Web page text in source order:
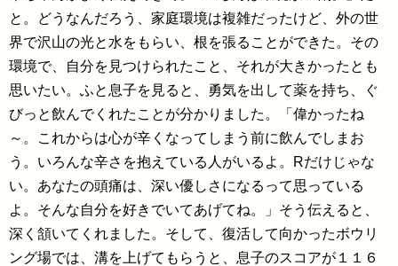
と。どうなんだろう、家庭環境は複雑だったけど、外の世
界で沢山の光と水をもらい、根を張ることができた。その
環境で、自分を見つけられたこと、それが大きかったとも
思いたい。ふと息子を見ると、勇気を出して薬を持ち、ぐ
びっと飲んでくれたことが分かりました。「偉かったね
～。これからは心が辛くなってしまう前に飲んでしまお
う。いろんな辛さを抱えている人がいるよ。Rだけじゃな
い。あなたの頭痛は、深い優しさになるって思っている
よ。そんな自分を好きでいてあげてね。」そう伝えると、
深く頷いてくれました。そして、復活して向かったボウリ
ング場では、溝を上げてもらうと、息子のスコアが１１６